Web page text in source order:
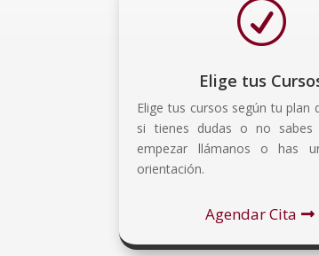
R
Elige tus
Elige tus cursos según tu plan
si tienes dudas o no sabes
empezar llámanos o has
orientación.
Agendar Cita